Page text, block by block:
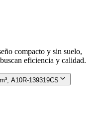
compacto y sin suelo,
eficiencia y calidad.
A10R-139319CS